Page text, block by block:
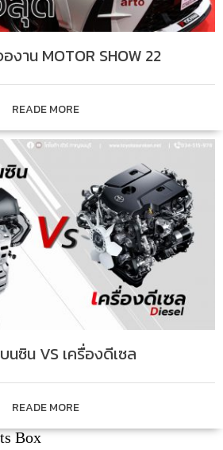
าน MOTOR SHOW 22
READE MORE
นซิน VS เครื่องดีเซล
READE MORE
Box